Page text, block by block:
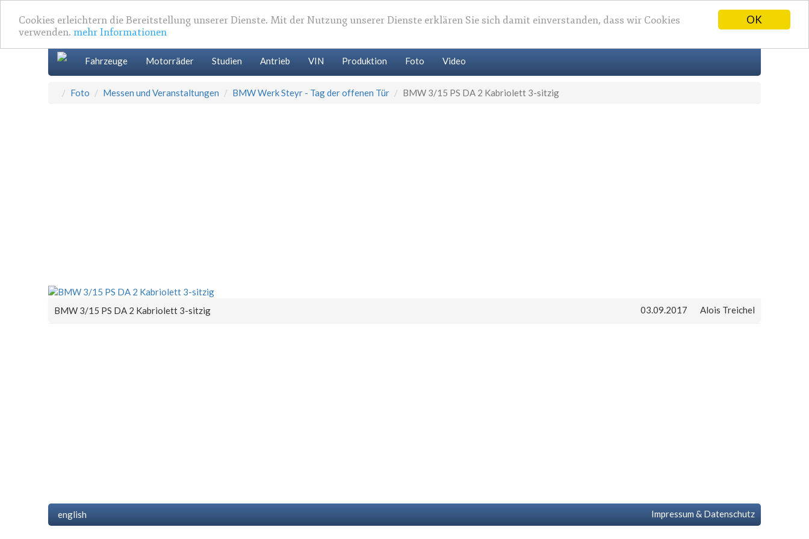
OK
Cookies erleichtern die Bereitstellung unserer Dienste. Mit der Nutzung unserer Dienste erklären Sie sich damit einverstanden, dass wir Cookies
verwenden. mehr Informationen
Fahrzeuge Motorräder Studien Antrieb VIN Produktion Foto Video
Foto Messen und Veranstaltungen BMW Werk Steyr - Tag der offenen Tür BMW 3/15 PS DA 2 Kabriolett 3-sitzig
BMW 3/15 PS DA 2 Kabriolett 3-sitzig 03.09.2017 Alois Treichel
english Impressum & Datenschutz